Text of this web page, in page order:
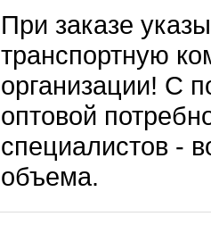
При заказе
транспортную
организации! С
оптовой
специалистов -
объема.